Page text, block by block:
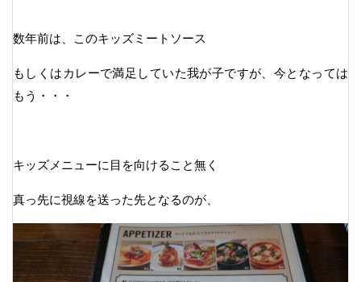
数年前は、このキッズミートソース
もしくはカレーで満足していた我が子ですが、今となっては
もう・・・
キッズメニューに目を向けること無く
真っ先に視線を送った先となるのが、